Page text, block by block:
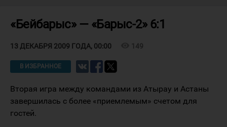
«Бейбарыс» — «Барыс-2» 6:1
13 ДЕКАБРЯ 2009 ГОДА, 00:00 149
В ИЗБРАННОЕ
Вторая игра между командами из Атырау и Астаны
завершилась с более «приемлемым» счетом для
гостей.